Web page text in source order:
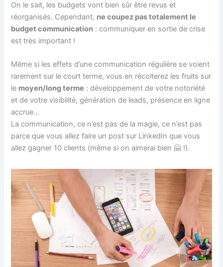
On le sait, les budgets vont bien sûr être revus et
réorganisés. Cependant, ne coupez pas totalement le
budget communication : communiquer en sortie de crise
est très important !
Même si les effets d’une communication régulière se voient
rarement sur le court terme, vous en récolterez les fruits sur
le moyen/long terme : développement de votre notoriété
et de votre visibilité, génération de leads, présence en ligne
accrue…
La communication, ce n’est pas de la magie, ce n’est pas
parce que vous allez faire un post sur LinkedIn que vous
allez gagner 10 clients (même si on aimerai bien 🤗 !).